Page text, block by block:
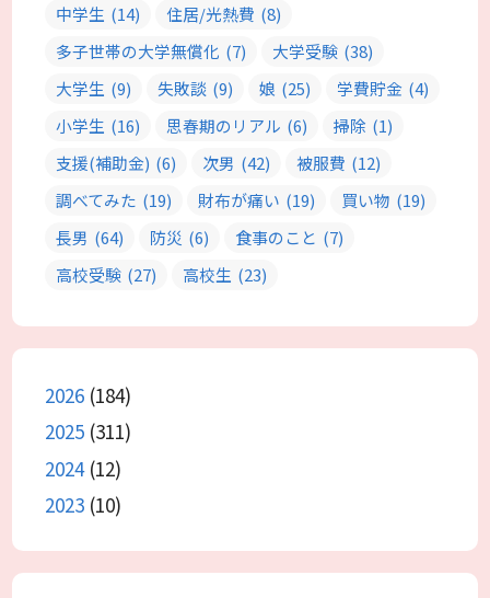
中学生 (14) 住居/光熱費 (8)
多子世帯の大学無償化 (7) 大学受験 (38)
大学生 (9) 失敗談 (9) 娘 (25) 学費貯金 (4)
小学生 (16) 思春期のリアル (6) 掃除 (1)
支援(補助金) (6) 次男 (42) 被服費 (12)
調べてみた (19) 財布が痛い (19) 買い物 (19)
長男 (64) 防災 (6) 食事のこと (7)
高校受験 (27) 高校生 (23)
2026 (184)
2025 (311)
2024(12)
2023 (10)